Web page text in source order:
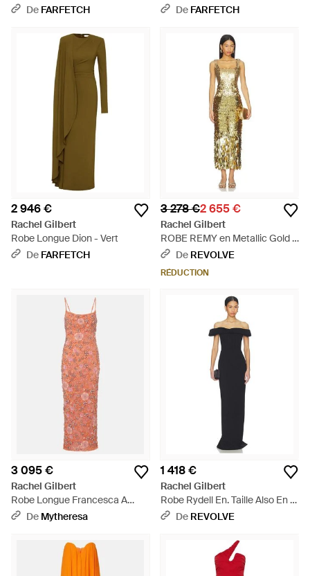
Jaune
De FARFETCH
NoirDe FARFETCH
2 946 €
Rachel Gilbert
Robe Longue Dion - Vert
De FARFETCH
3 278 €2 655 €
Rachel Gilbert
ROBE REMY en Metallic Gold -
Métallisé
De REVOLVE
RÉDUCTION
3 095 €
Rachel Gilbert
Robe Longue Francesca A
Ornements - Orange
De Mytheresa
1 418 €
Rachel Gilbert
Robe Rydell En. Taille Also En -
BleuDe REVOLVE